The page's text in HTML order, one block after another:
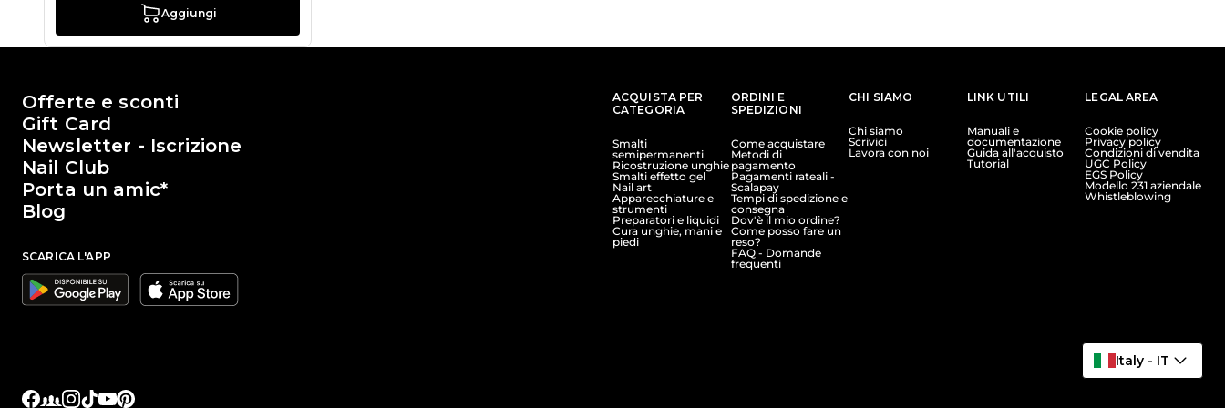
Aggiungi
Il mondo di Passione Beauty
Offerte e sconti
Gift Card
Newsletter - Iscrizione
Nail Club
Porta un amic*
Blog
SCARICA L'APP
Google Apple
Facebook
Facebook Groups
Instagram
TikTokYouTube
Pinterest
ACQUISTA PER
CATEGORIA
Smalti
semipermanenti
Ricostruzione unghie
Smalti effetto gel
Nail art
Apparecchiature e
strumenti
Preparatori e liquidi
Cura unghie, mani e
piedi
ORDINI E
SPEDIZIONI
Come acquistare
Metodi di
pagamento
Pagamenti rateali -
Scalapay
Tempi di spedizione e
consegna
Dov'è il mio ordine?
Come posso fare un
reso?
FAQ - Domande
frequenti
CHI SIAMO
Chi siamo
Scrivici
Lavora con noi
LINK UTILI
Manuali e
documentazione
Guida all'acquisto
Tutorial
LEGAL AREA
Cookie policy
Privacy policy
Condizioni di vendita
UGC Policy
EGS Policy
Modello 231 aziendale
Whistleblowing
Italy - IT